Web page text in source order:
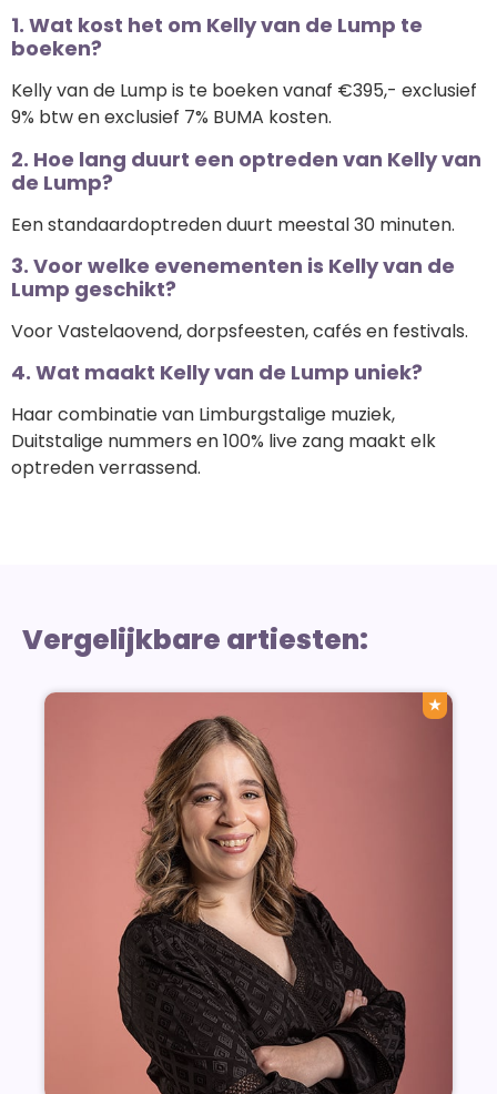
1. Wat kost het om Kelly van de Lump te
boeken?
Kelly van de Lump is te boeken vanaf €395,- exclusief
9% btw en exclusief 7% BUMA kosten.
2. Hoe lang duurt een optreden van Kelly van
de Lump?
Een standaardoptreden duurt meestal 30 minuten.
3. Voor welke evenementen is Kelly van de
Lump geschikt?
Voor Vastelaovend, dorpsfeesten, cafés en festivals.
4. Wat maakt Kelly van de Lump uniek?
Haar combinatie van Limburgstalige muziek,
Duitstalige nummers en 100% live zang maakt elk
optreden verrassend.
Vergelijkbare artiesten:
★